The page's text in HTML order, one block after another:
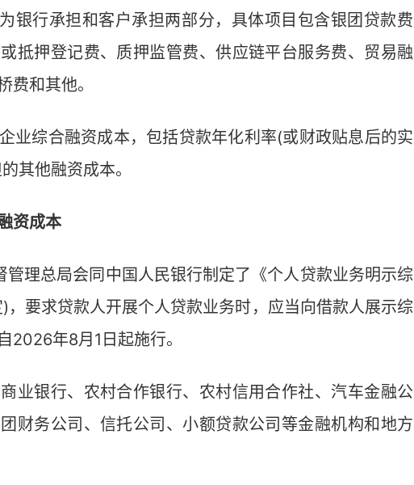
行承担和客户承担两部分，具体项目包含银团贷款费
抵押登记费、质押监管费、供应链平台服务费、贸易融
费和其他。
综合融资成本，包括贷款年化利率(或财政贴息后的实
其他融资成本。
资成本
总局会同中国人民银行制定了《个人贷款业务明示综
，要求贷款人开展个人贷款业务时，应当向借款人展示综
2026年8月1日起施行。
银行、农村合作银行、农村信用合作社、汽车金融公
财务公司、信托公司、小额贷款公司等金融机构和地方